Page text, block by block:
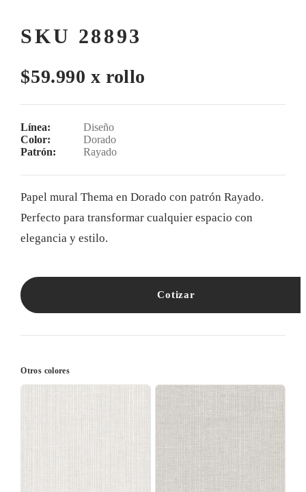
SKU 28893
$59.990 x rollo
Línea:
Diseño
Color:
Dorado
Patrón:
Rayado
Papel mural Thema en Dorado con patrón Rayado.
Perfecto para transformar cualquier espacio con
elegancia y estilo.
Cotizar
Otros colores